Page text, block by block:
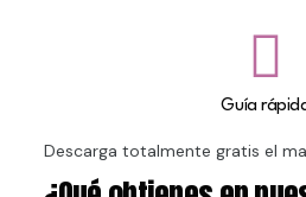
Guía
Descarga totalmente gratis el